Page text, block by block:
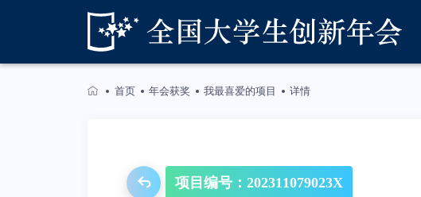
首页 年会获奖 我最喜爱的项目 详情
项目编号：202311079023X